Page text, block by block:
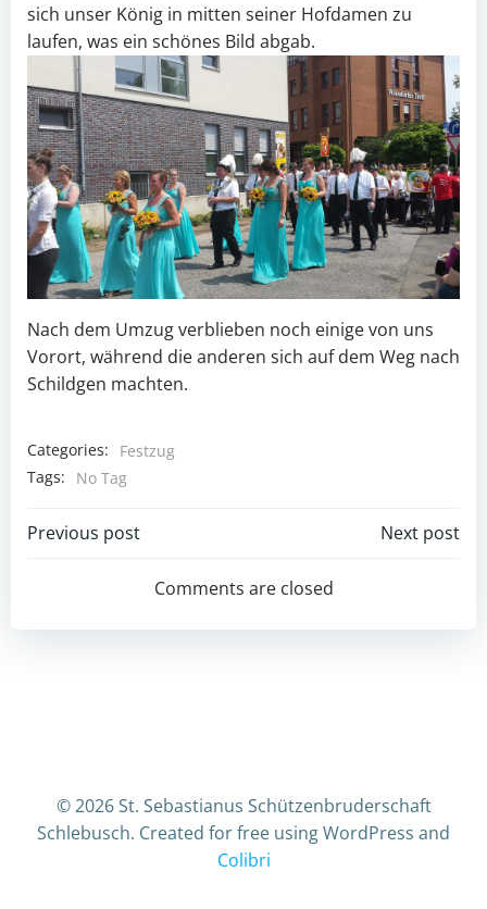
sich unser König in mitten seiner Hofdamen zu
laufen, was ein schönes Bild abgab.
Nach dem Umzug verblieben noch einige von uns
Vorort, während die anderen sich auf dem Weg nach
Schildgen machten.
Categories:
Festzug
Tags:
No Tag
Post
navigation
Previous post
navigation
Next post
Comments are closed
© 2026 St. Sebastianus Schützenbruderschaft
Schlebusch. Created for free using WordPress and
Colibri